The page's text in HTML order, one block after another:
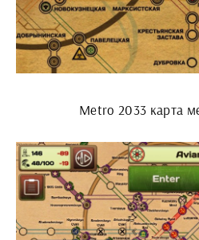
Metro 2033 карта